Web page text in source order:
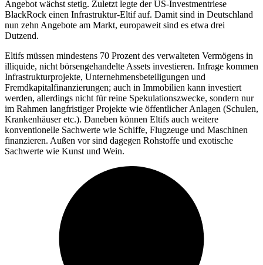
Angebot wächst stetig. Zuletzt legte der US-Investmentriese
BlackRock einen Infrastruktur-Eltif auf. Damit sind in Deutschland
nun zehn Angebote am Markt, europaweit sind es etwa drei
Dutzend.
Eltifs müssen mindestens 70 Prozent des verwalteten Vermögens in
illiquide, nicht börsengehandelte Assets investieren. Infrage kommen
Infrastrukturprojekte, Unternehmensbeteiligungen und
Fremdkapitalfinanzierungen; auch in Immobilien kann investiert
werden, allerdings nicht für reine Spekulationszwecke, sondern nur
im Rahmen langfristiger Projekte wie öffentlicher Anlagen (Schulen,
Krankenhäuser etc.). Daneben können Eltifs auch weitere
konventionelle Sachwerte wie Schiffe, Flugzeuge und Maschinen
finanzieren. Außen vor sind dagegen Rohstoffe und exotische
Sachwerte wie Kunst und Wein.